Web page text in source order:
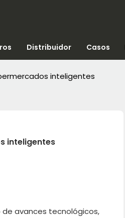
Distribuidor Casos
inteligentes
inteligentes
avances tecnológicos,